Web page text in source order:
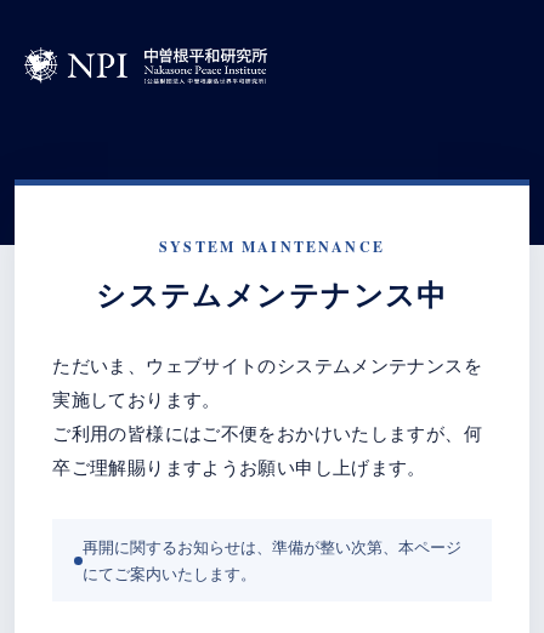
SYSTEM MAINTENANCE
システムメンテナンス中
ただいま、ウェブサイトのシステムメンテナンスを
実施しております。
ご利用の皆様にはご不便をおかけいたしますが、何
卒ご理解賜りますようお願い申し上げます。
再開に関するお知らせは、準備が整い次第、本ページ
にてご案内いたします。